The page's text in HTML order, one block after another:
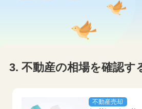
3. 不動産の相場を確認す
不動産売却